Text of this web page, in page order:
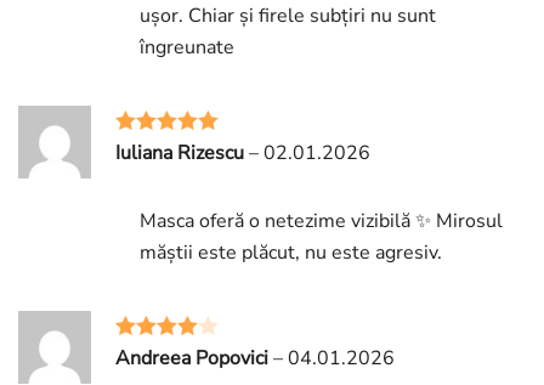
ușor. Chiar și firele subțiri nu sunt
îngreunate
Rated5out
Iuliana Rizescu–02.01.2026
Masca oferă o netezime vizibilă ✨ Mirosul
măștii este plăcut, nu este agresiv.
Rated4
Andreea Popovici–04.01.2026